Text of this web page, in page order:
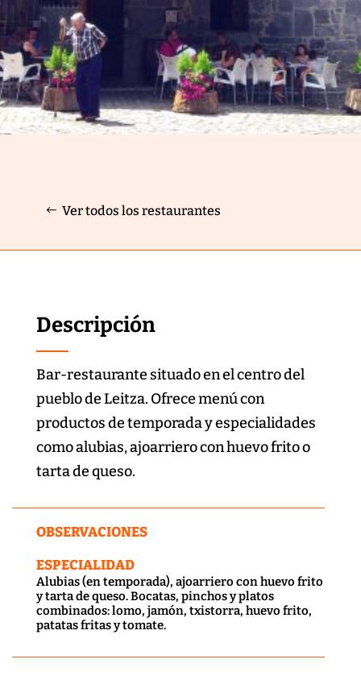
Ver todos los restaurantes
Descripción
Bar-restaurante situado en el centro del
pueblo de Leitza. Ofrece menú con
productos de temporada y especialidades
como alubias, ajoarriero con huevo frito o
tarta de queso.
OBSERVACIONES
ESPECIALIDAD
Alubias (en temporada), ajoarriero con huevo frito
y tarta de queso. Bocatas, pinchos y platos
combinados: lomo, jamón, txistorra, huevo frito,
patatas fritas y tomate.